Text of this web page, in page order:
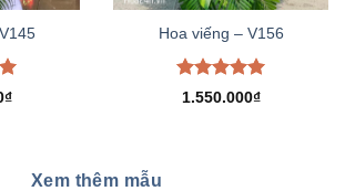
₫
Hoa viếng – V156
Được xếp
1.550.000₫
Xem thêm mẫu